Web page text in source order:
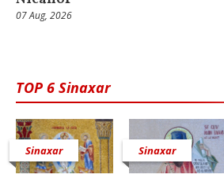
07 Aug, 2026
TOP 6 Sinaxar
Sinaxar Sinaxar